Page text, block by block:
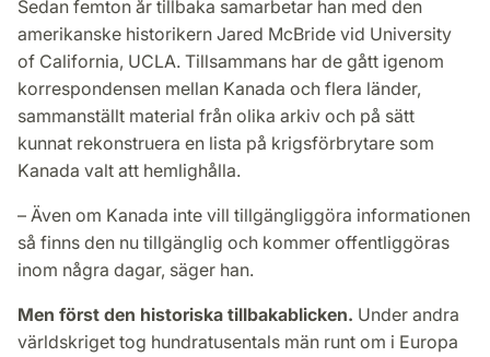
Sedan femton år tillbaka samarbetar han med den
amerikanske historikern Jared McBride vid University
of California, UCLA. Tillsammans har de gått igenom
korrespondensen mellan Kanada och flera länder,
sammanställt material från olika arkiv och på sätt
kunnat rekonstruera en lista på krigsförbrytare som
Kanada valt att hemlighålla.
– Även om Kanada inte vill tillgängliggöra informationen
så finns den nu tillgänglig och kommer offentliggöras
inom några dagar, säger han.
Men först den historiska tillbakablicken. Under andra
världskriget tog hundratusentals män runt om i Europa